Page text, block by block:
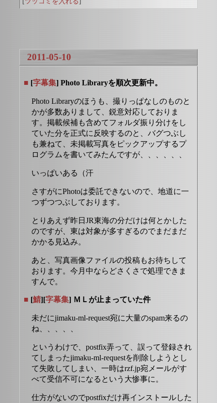
2011-05-10
■ [字幕集] Photo Libraryを順次更新中。
Photo Libraryのほうも、撮りっぱなしのものと
かが多数ありまして、鋭意対応しておりま
す。掲載候補も含めてフォルダ振り分けをし
ていた分を正式に反映するのと、バグつぶし
も兼ねて、未掲載写真をピックアップするプ
ログラムを書いてみたんですが、、、、、、
いっぱいある（汗
さすがにPhotoは委託できないので、地道に一
つずつつぶしております。
とりあえず昨日JR東海の分だけは何とかした
のですが、東は対象が多すぎるのでまだまだ
かかる見込み。
あと、写真画像ファイルの投稿もお待ちして
おります。今月中ならどさくさで処理できま
すんで。
■ [鯖][字幕集] ＭＬが止まっていた件
未だにjimaku-ml-request宛に大量のspam来るの
ね、、、、、
というわけで、postfix弄って、誤って登録され
てしまったjimaku-ml-requestを削除しようとし
て失敗してしまい、一時はrzf.jp宛メールがす
べて受信不可になるという大惨事に。
仕方がないのでpostfixだけ再インストールした